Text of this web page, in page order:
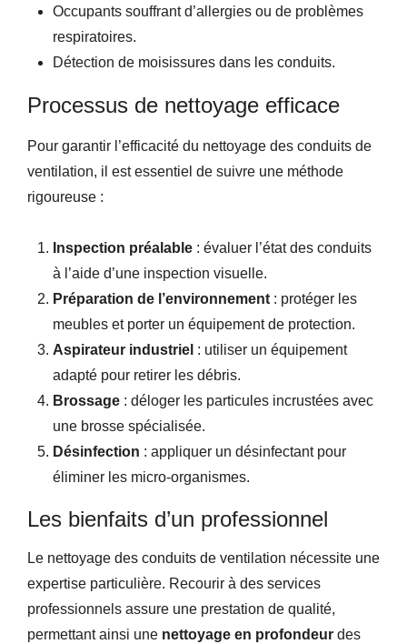
Occupants souffrant d’allergies ou de problèmes
respiratoires.
Détection de moisissures dans les conduits.
Processus de nettoyage efficace
Pour garantir l’efficacité du nettoyage des conduits de
ventilation, il est essentiel de suivre une méthode
rigoureuse :
Inspection préalable : évaluer l’état des conduits
à l’aide d’une inspection visuelle.
Préparation de l’environnement : protéger les
meubles et porter un équipement de protection.
Aspirateur industriel : utiliser un équipement
adapté pour retirer les débris.
Brossage : déloger les particules incrustées avec
une brosse spécialisée.
Désinfection : appliquer un désinfectant pour
éliminer les micro-organismes.
Les bienfaits d’un professionnel
Le nettoyage des conduits de ventilation nécessite une
expertise particulière. Recourir à des services
professionnels assure une prestation de qualité,
permettant ainsi une nettoyage en profondeur des